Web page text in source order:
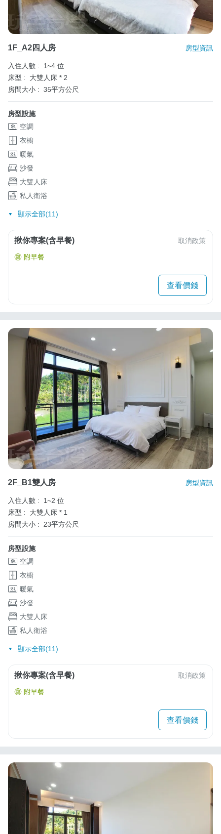
1F_A2四人房 房型資訊
入住人數 :
1~4 位
床型 :
大雙人床 * 2
房間大小 : 35平方公尺
房型設施
空調
衣櫥
暖氣
沙發
大雙人床
私人衛浴
顯示全部(11)
揪你專案(含早餐) 取消政策
附早餐
查看價錢
2F_B1雙人房 房型資訊
入住人數 :
1~2 位
床型 :
大雙人床 * 1
房間大小 :
23平方公尺
房型設施
空調
衣櫥
暖氣
沙發
大雙人床
私人衛浴
顯示全部(11)
揪你專案(含早餐) 取消政策
附早餐
查看價錢